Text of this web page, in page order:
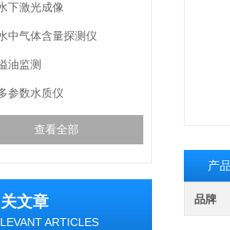
下激光成像
中气体含量探测仪
油监测
参数水质仪
查看全部
文章
ARTICLES
产
品牌